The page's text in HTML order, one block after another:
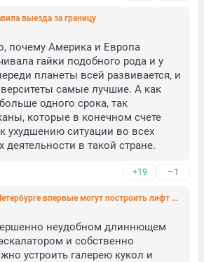
выезда за границу
почему Америка и Европа
гайки подобного рода и у
планеты всей развивается, и
самые лучшие. А как
одного срока, так
которые в конечном счете
ухудшению ситуации во всех
деятельности в такой стране.
+19 –1
Дорого, но нужно. В Петербурге впервые могут построить лифт на глубокой станции метро
неудобном длиннющем
и собственно
устроить галерею кукол и